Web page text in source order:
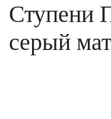
Ступени
серый